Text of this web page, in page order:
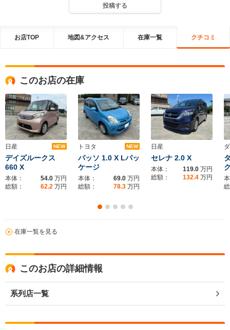
投稿する
お店TOP 地図&アクセス 在庫一覧 クチコミ
このお店の在庫
日産 NEW
デイズルークス
660 X
本体： 54.0 万円
総額：
62.2 万円
トヨタ NEW
パッソ 1.0 X Lパッ
ケージ
本体： 69.0 万円
総額：
78.3 万円
日産
セレナ 2.0 X
本体： 119.0 万円
総額：
132.4 万円
在庫一覧を見る
このお店の詳細情報
系列店一覧